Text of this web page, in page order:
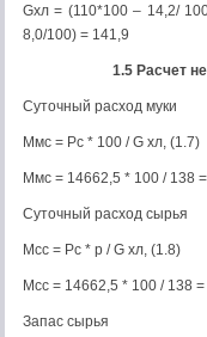
Gхл = (110*100 – 14,2/
8,0/100) = 141,9
1.5 Расчет
Суточный расход муки
Ммс = Рс * 100 / G хл, (1.7)
Ммс = 14662,5 * 100 / 138
Суточный расход сырья
Мсс = Рс * р / G хл, (1.8)
Мсс = 14662,5 * 100 / 138 =
Запас сырья